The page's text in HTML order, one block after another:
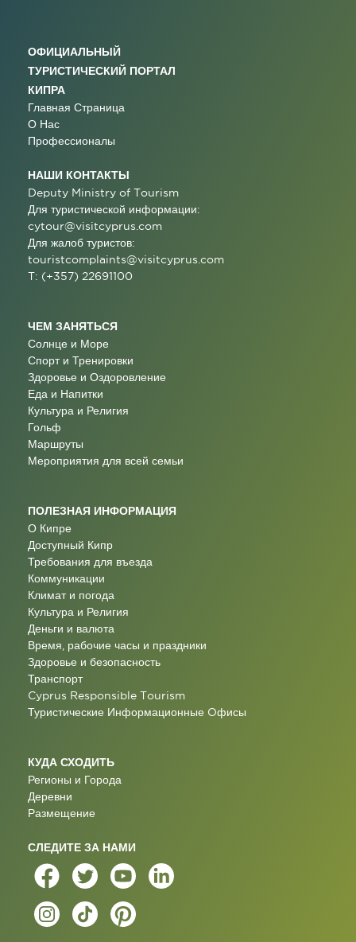
ОФИЦИАЛЬНЫЙ
ТУРИСТИЧЕСКИЙ ПОРТАЛ
КИПРА
Главная Страница
О Нас
Профессионалы
НАШИ КОНТАКТЫ
Deputy Ministry of Tourism
Для туристической информации:
cytour@visitcyprus.com
Для жалоб туристов:
touristcomplaints@visitcyprus.com
T: (+357) 22691100
ЧЕМ ЗАНЯТЬСЯ
Солнце и Море
Спорт и Тренировки
Здоровье и Оздоровление
Еда и Напитки
Культура и Религия
Гольф
Маршруты
Мероприятия для всей семьи
ПОЛЕЗНАЯ ИНФОРМАЦИЯ
О Кипре
Доступный Кипр
Требования для въезда
Коммуникации
Климат и погода
Культура и Религия
Деньги и валюта
Время, рабочие часы и праздники
Здоровье и безопасность
Транспорт
Cyprus Responsible Tourism
Туристические Информационные Oфисы
КУДА СХОДИТЬ
Регионы и Города
Деревни
Размещение
СЛЕДИТЕ ЗА НАМИ